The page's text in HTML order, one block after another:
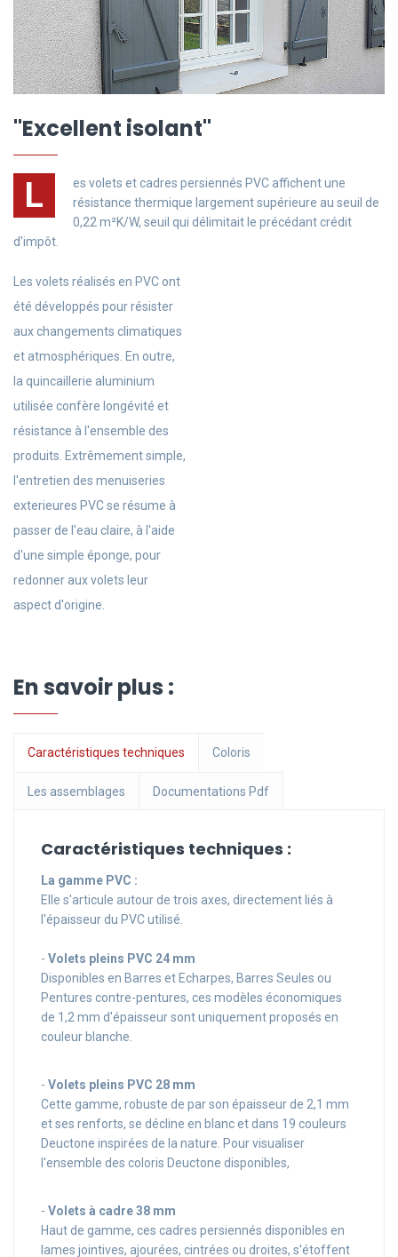
"Excellent isolant"
L
es volets et cadres persiennés PVC affichent une
résistance thermique largement supérieure au seuil de
0,22 m²K/W, seuil qui délimitait le précédant crédit
d'impôt.
Les volets réalisés en PVC ont
été développés pour résister
aux changements climatiques
et atmosphériques. En outre,
la quincaillerie aluminium
utilisée confère longévité et
résistance à l'ensemble des
produits. Extrêmement simple,
l'entretien des menuiseries
exterieures PVC se résume à
passer de l'eau claire, à l'aide
d'une simple éponge, pour
redonner aux volets leur
aspect d'origine.
En savoir plus :
Caractéristiques techniques Coloris
Les assemblages Documentations Pdf
Caractéristiques techniques :
La gamme PVC :
Elle s'articule autour de trois axes, directement liés à
l'épaisseur du PVC utilisé.
- Volets pleins PVC 24 mm
Disponibles en Barres et Echarpes, Barres Seules ou
Pentures contre-pentures, ces modèles économiques
de 1,2 mm d'épaisseur sont uniquement proposés en
couleur blanche.
- Volets pleins PVC 28 mm
Cette gamme, robuste de par son épaisseur de 2,1 mm
et ses renforts, se décline en blanc et dans 19 couleurs
Deuctone inspirées de la nature. Pour visualiser
l'ensemble des coloris Deuctone disponibles,
- Volets à cadre 38 mm
Haut de gamme, ces cadres persiennés disponibles en
lames jointives, ajourées, cintrées ou droites, s'étoffent